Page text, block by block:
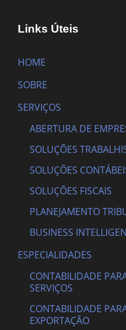
Links Úteis
HOME
SOBRE
SERVIÇOS
ABERTURA DE
SOLUÇÕES
SOLUÇÕES
SOLUÇÕES FISCAIS
PLANEJAMENTO
BUSINESS
ESPECIALIDADES
CONTABILIDADE
SERVIÇOS
CONTABILIDADE
EXPORTAÇÃO